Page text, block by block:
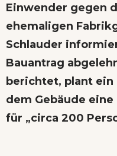
Einwender gegen
ehemaligen
Schlauder
Bauantrag
berichtet, plant ein
dem Gebäude
für „circa 200